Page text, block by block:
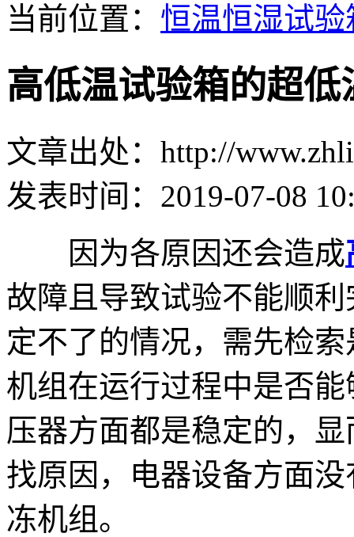
当前位置： 恒温恒湿试验
高低温试验箱的超
文章出处：http://
发表时间：2019-07-08
因为各原因还会造成
故障且导致试验不能顺
定不了的情况，需先检
机组在运行过程中是否
压器方面都是稳定的，
找原因，电器设备方面
冻机组。